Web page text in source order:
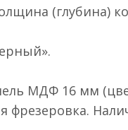
(глубина)
МДФ 16 мм
фрезеровка.